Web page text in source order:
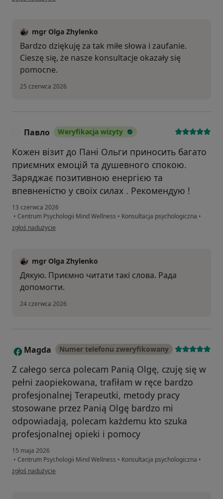
mgr Olga Zhylenko
Bardzo dziękuję za tak miłe słowa i zaufanie.
Cieszę się, że nasze konsultacje okazały się
pomocne.
25 czerwca 2026
Павло Weryfikacja wizyty
Кожен візит до Пані Ольги приносить багато
приємних емоцій та душевного спокою.
Заряджає позитивною енергією та
впевненістю у своїх силах . Рекомендую !
13 czerwca 2026
• Centrum Psychologii Mind Wellness • Konsultacja psychologiczna •
w opinii użytkownika Павло
zgłoś nadużycie
mgr Olga Zhylenko
Дякую. Приємно читати такі слова. Рада
допомогти.
24 czerwca 2026
M Magda Numer telefonu zweryfikowany
Z całego serca polecam Panią Olgę, czuję się w
pełni zaopiekowana, trafiłam w ręce bardzo
profesjonalnej Terapeutki, metody pracy
stosowane przez Panią Olgę bardzo mi
odpowiadają, polecam każdemu kto szuka
profesjonalnej opieki i pomocy
15 maja 2026
• Centrum Psychologii Mind Wellness • Konsultacja psychologiczna •
w opinii użytkownika Magda
zgłoś nadużycie